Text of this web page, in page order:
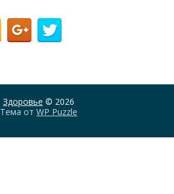
Здоровье © 2026
Тема от WP Puzzle